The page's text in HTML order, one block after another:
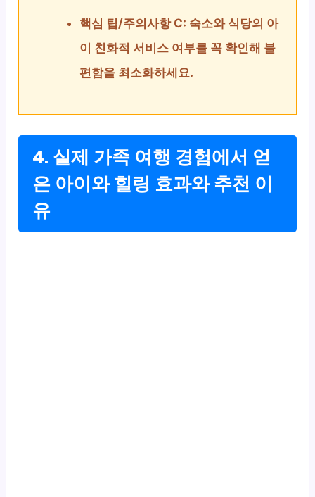
핵심 팁/주의사항 C: 숙소와 식당의 아
이 친화적 서비스 여부를 꼭 확인해 불
편함을 최소화하세요.
4. 실제 가족 여행 경험에서 얻
은 아이와 힐링 효과와 추천 이
유